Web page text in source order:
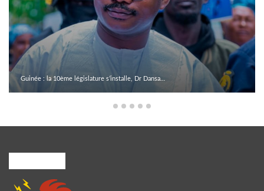
Guinée : la 10ème législature s’installe, Dr Dansa…